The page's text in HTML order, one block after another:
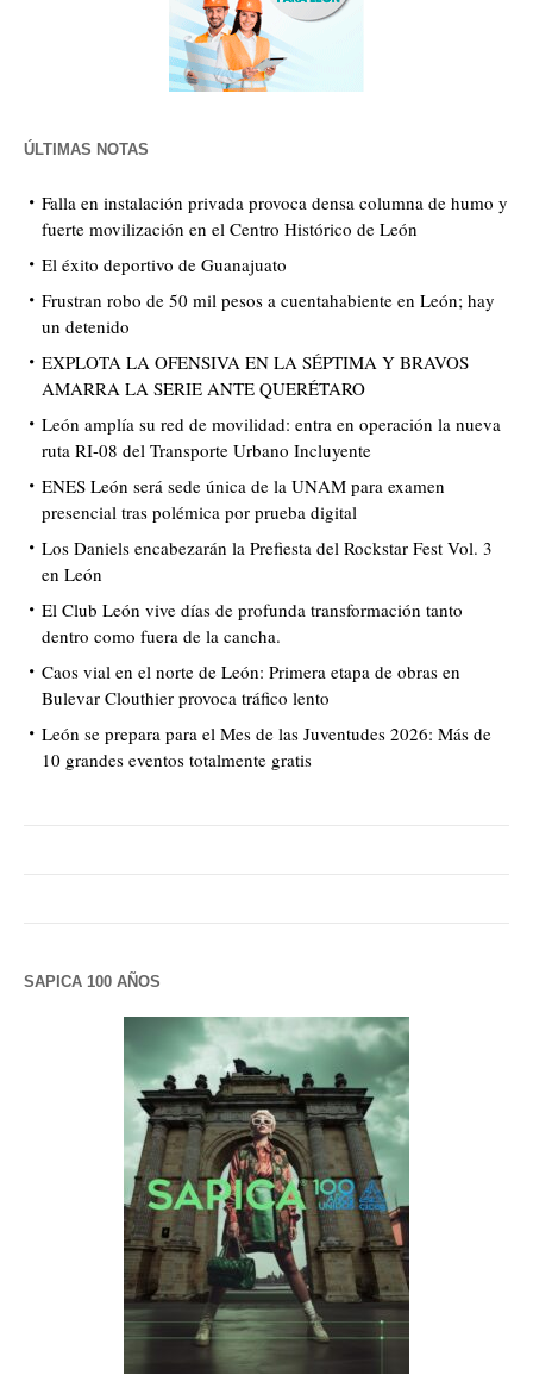
ÚLTIMAS NOTAS
Falla en instalación privada provoca densa columna de humo y
fuerte movilización en el Centro Histórico de León
El éxito deportivo de Guanajuato
Frustran robo de 50 mil pesos a cuentahabiente en León; hay
un detenido
EXPLOTA LA OFENSIVA EN LA SÉPTIMA Y BRAVOS
AMARRA LA SERIE ANTE QUERÉTARO
León amplía su red de movilidad: entra en operación la nueva
ruta RI-08 del Transporte Urbano Incluyente
ENES León será sede única de la UNAM para examen
presencial tras polémica por prueba digital
Los Daniels encabezarán la Prefiesta del Rockstar Fest Vol. 3
en León
El Club León vive días de profunda transformación tanto
dentro como fuera de la cancha.
Caos vial en el norte de León: Primera etapa de obras en
Bulevar Clouthier provoca tráfico lento
León se prepara para el Mes de las Juventudes 2026: Más de
10 grandes eventos totalmente gratis
SAPICA 100 AÑOS